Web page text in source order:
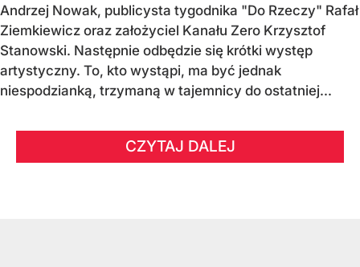
Andrzej Nowak, publicysta tygodnika "Do Rzeczy" Rafał
Ziemkiewicz oraz założyciel Kanału Zero Krzysztof
Stanowski. Następnie odbędzie się krótki występ
artystyczny. To, kto wystąpi, ma być jednak
niespodzianką, trzymaną w tajemnicy do ostatniej...
CZYTAJ DALEJ